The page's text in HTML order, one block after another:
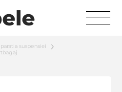
suspensiei